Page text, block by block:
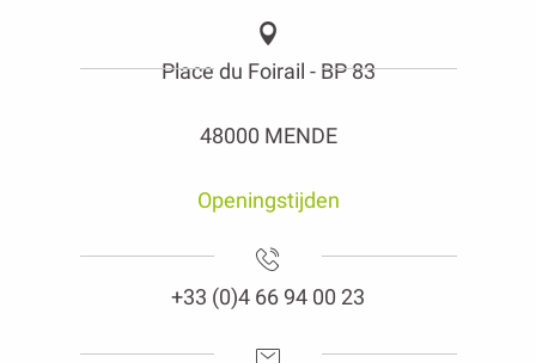
Place du Foirail - BP 83
48000 MENDE
Openingstijden
+33 (0)4 66 94 00 23